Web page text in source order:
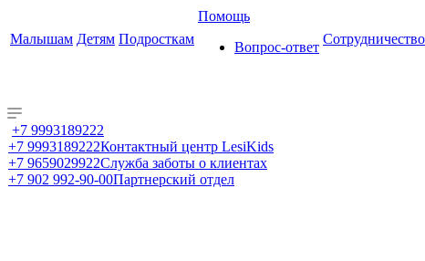
Малышам Детям Подросткам
Помощь
Вопрос-ответ
Сотрудничество
+7 9993189222
+7 9993189222Контактный центр LesiKids
+7 9659029922Служба заботы о клиентах
+7 902 992-90-00Партнерский отдел